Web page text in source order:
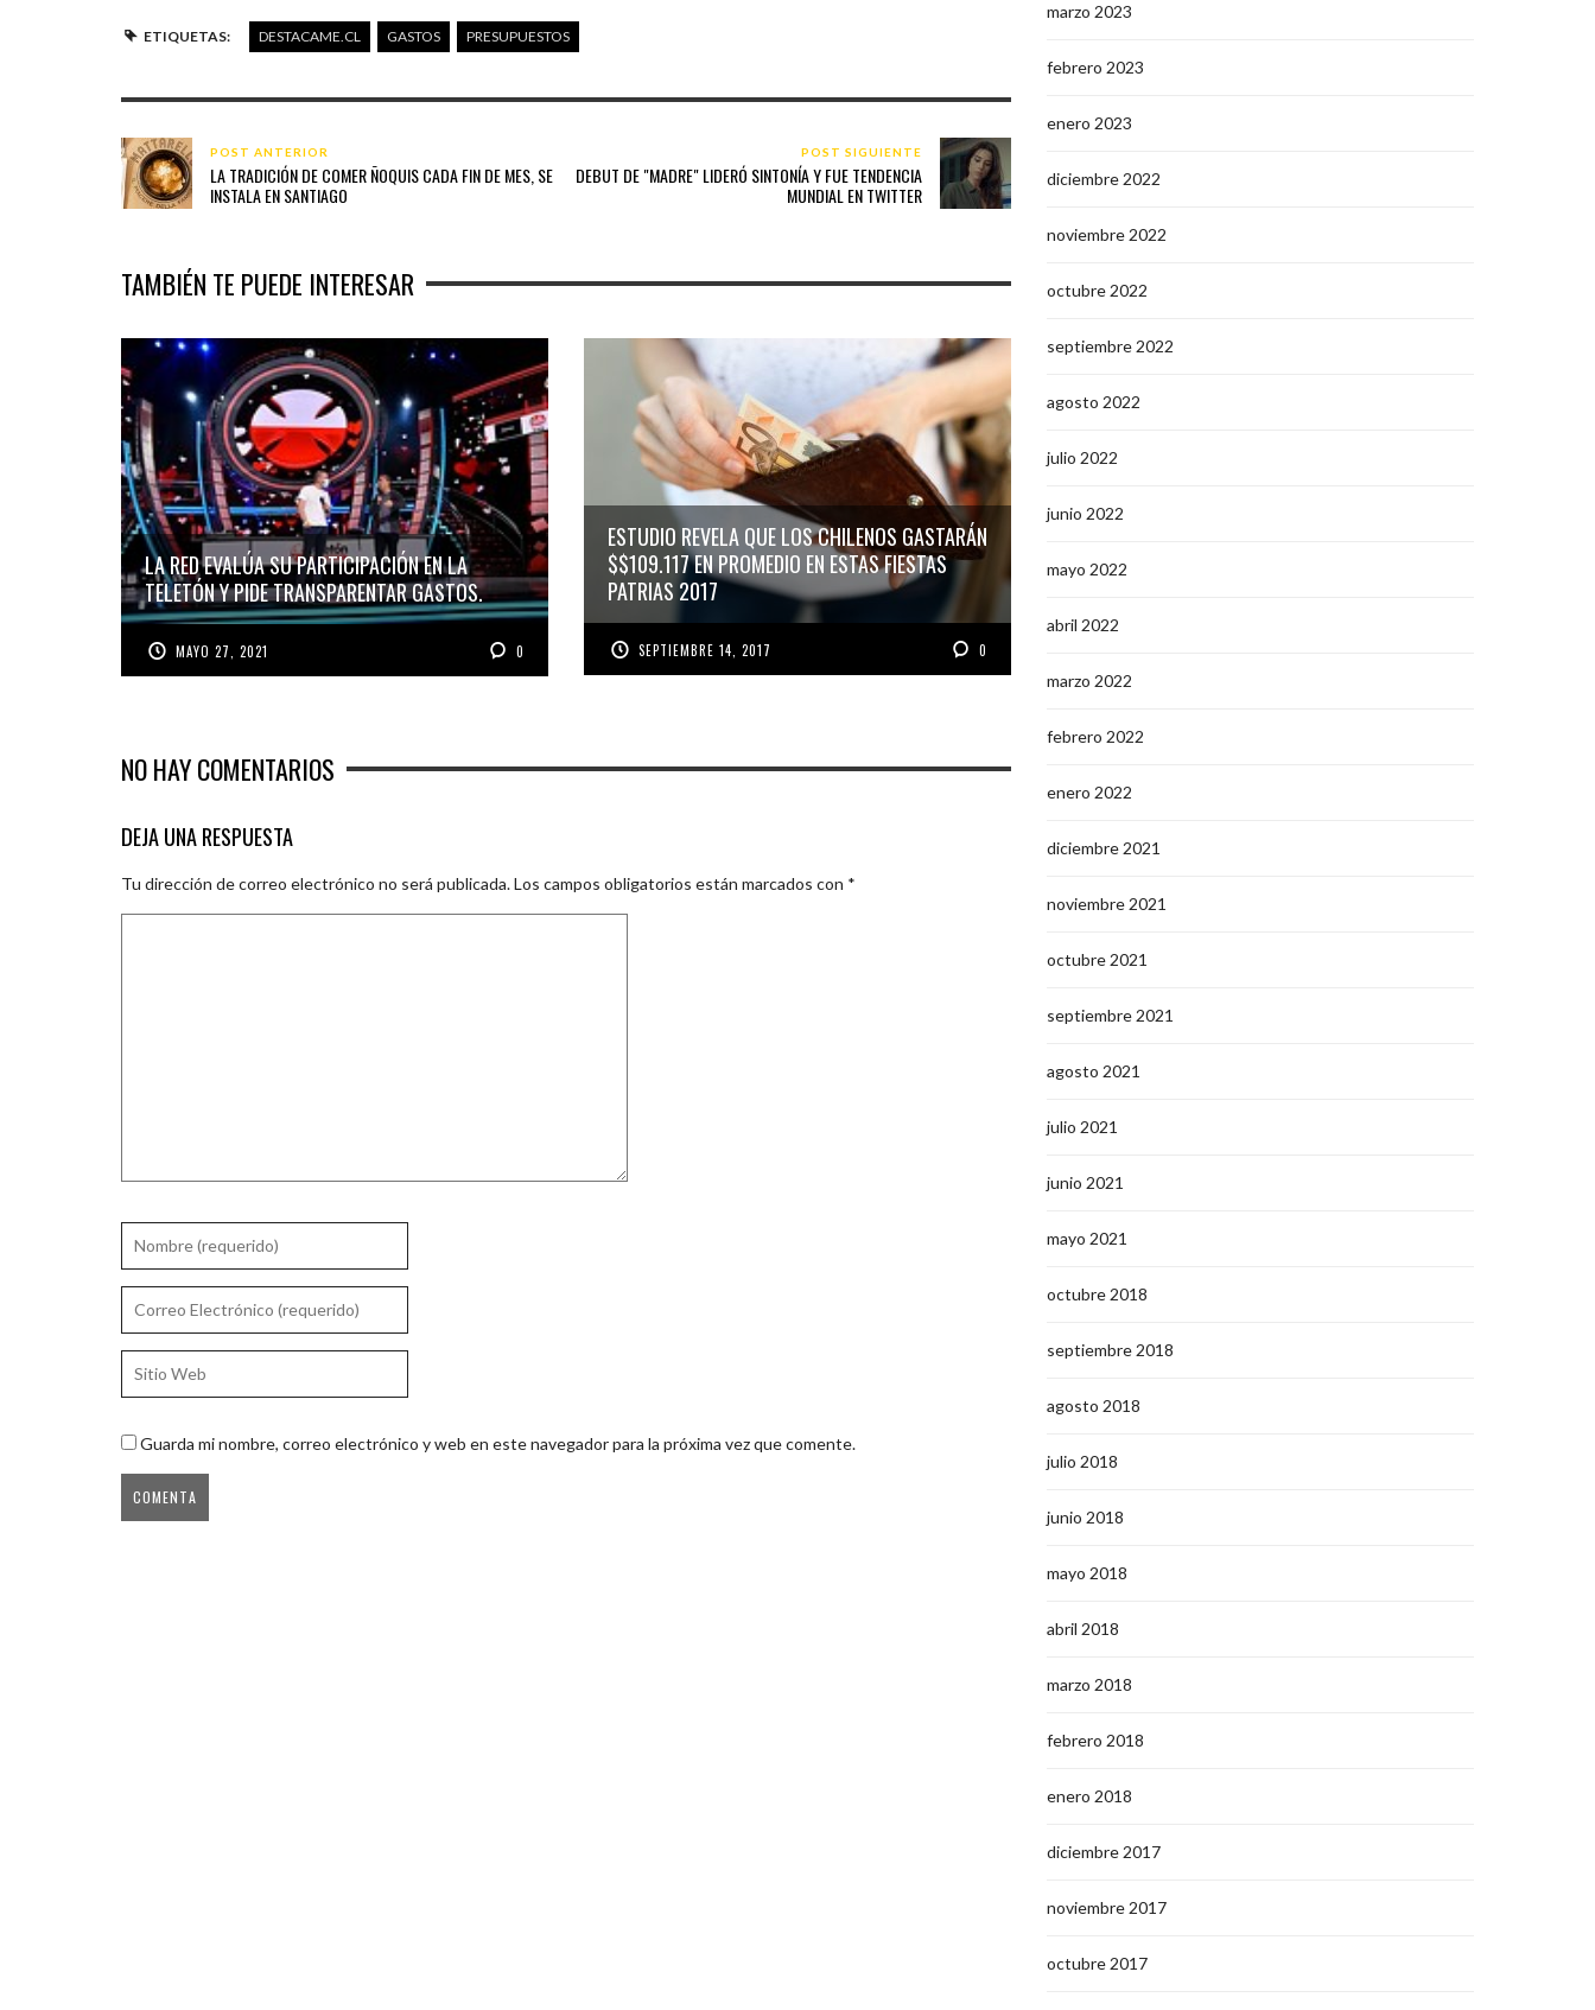
ETIQUETAS: DESTACAME.CL GASTOS PRESUPUESTOS
POST ANTERIOR
LA TRADICIÓN DE COMER ÑOQUIS CADA FIN DE MES, SE
INSTALA EN SANTIAGO
POST SIGUIENTE
DEBUT DE "MADRE" LIDERÓ SINTONÍA Y FUE TENDENCIA
MUNDIAL EN TWITTER
TAMBIÉN TE PUEDE INTERESAR
LA RED EVALÚA SU PARTICIPACIÓN EN LA
TELETÓN Y PIDE TRANSPARENTAR GASTOS.
MAYO 27, 2021 0
ESTUDIO REVELA QUE LOS CHILENOS GASTARÁN
$$109.117 EN PROMEDIO EN ESTAS FIESTAS
PATRIAS 2017
SEPTIEMBRE 14, 2017 0
NO HAY COMENTARIOS
DEJA UNA RESPUESTA
Tu dirección de correo electrónico no será publicada.Los campos obligatorios están marcados con *
Guarda mi nombre, correo electrónico y web en este navegador para la próxima vez que comente.
marzo 2023
febrero 2023
enero 2023
diciembre 2022
noviembre 2022
octubre 2022
septiembre 2022
agosto 2022
julio 2022
junio 2022
mayo 2022
abril 2022
marzo 2022
febrero 2022
enero 2022
diciembre 2021
noviembre 2021
octubre 2021
septiembre 2021
agosto 2021
julio 2021
junio 2021
mayo 2021
octubre 2018
septiembre 2018
agosto 2018
julio 2018
junio 2018
mayo 2018
abril 2018
marzo 2018
febrero 2018
enero 2018
diciembre 2017
noviembre 2017
octubre 2017